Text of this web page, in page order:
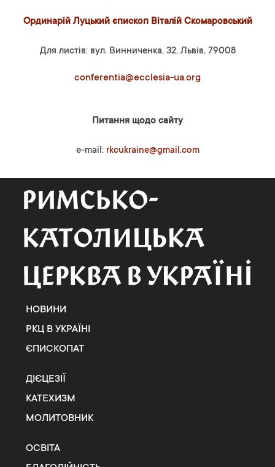
Ординарій Луцький єпископ Віталій Скомаровський
Для листів: вул. Винниченка, 32, Львів, 79008
conferentia@ecclesia-ua.org
Питання щодо сайту
e-mail: rkcukraine@gmail.com
НОВИНИ
РКЦ В УКРАЇНІ
ЄПИСКОПАТ
ДІЄЦЕЗІЇ
КАТЕХИЗМ
МОЛИТОВНИК
ОСВІТА